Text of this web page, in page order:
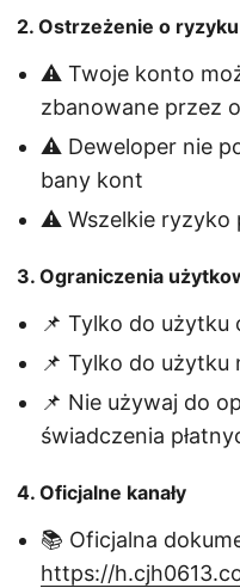
2. Ostrzeżenie o ryzyku
⚠️ Twoje konto
zbanowane przez
⚠️ Deweloper nie
bany kont
⚠️ Wszelkie ryzyko
3. Ograniczenia
📌 Tylko do użytku
📌 Tylko do użytku
📌 Nie używaj do
świadczenia
4. Oficjalne kanały
📚 Oficjalna
https://